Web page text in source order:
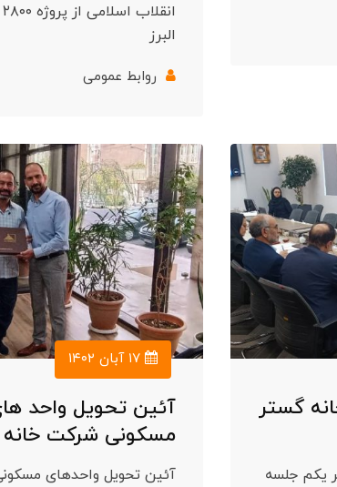
البرز
روابط عمومی
گستر
یکم جلسه
آئین تحویل واحد
مسکونی شرکت
آئین تحویل واحدهای